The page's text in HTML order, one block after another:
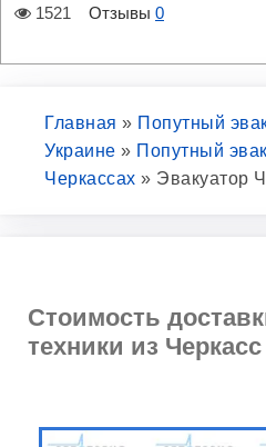
1521 Отзывы 0
Главная » Попутный
Украине » Попутный
Черкассах » Эвакуатор
Стоимость
техники из